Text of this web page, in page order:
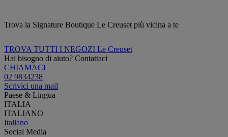
Trova la Signature Boutique Le Creuset più vicina a te
TROVA TUTTI I NEGOZI Le Creuset
Hai bisogno di aiuto? Contattaci
CHIAMACI
02 9834238
Scrivici una mail
Paese & Lingua
ITALIA
ITALIANO
Italiano
Social Media